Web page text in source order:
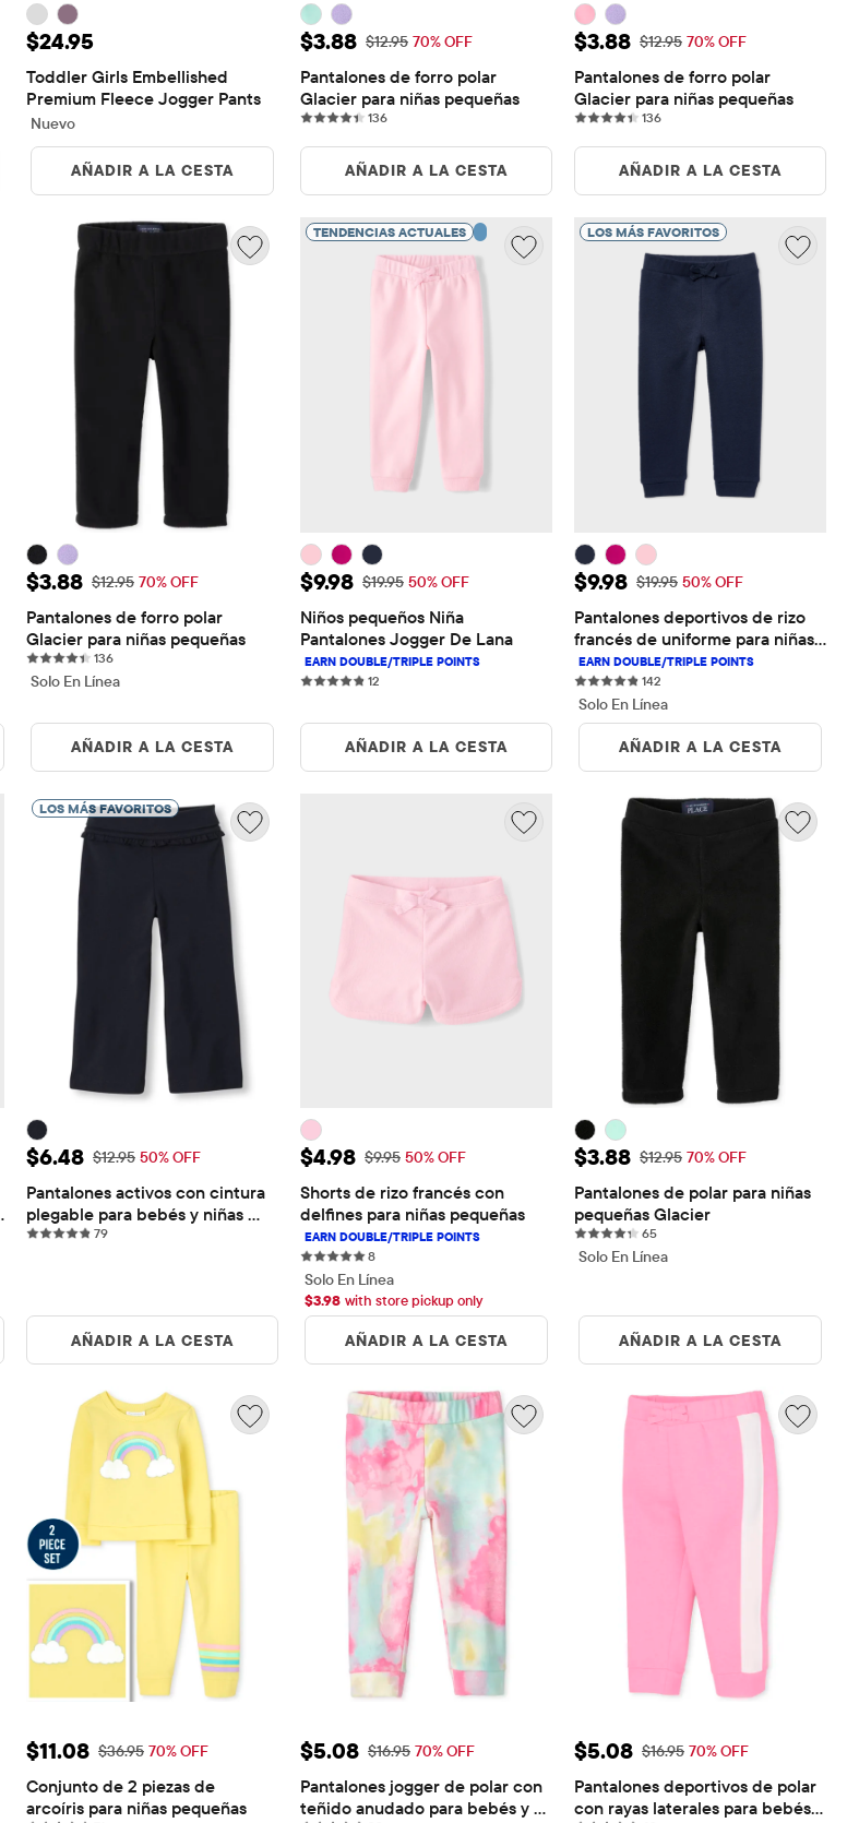
Precio: $24.95
$24.95
Toddler Girls Embellished
Premium Fleece Jogger Pants
Nuevo
AÑADIR A LA CESTA
Precio de venta: $3.88
$3.88 Precio original: $12.95
$12.95 70% OFF
Pantalones de forro polar
Glacier para niñas pequeñas
136136 reviews
AÑADIR A LA CESTA
Precio de venta: $3.88
$3.88 Precio original: $12.95
$12.95 70% OFF
Pantalones de forro polar
Glacier para niñas pequeñas
136136 reviews
AÑADIR A LA CESTA
Precio de venta: $3.88
$3.88 Precio original: $12.95
$12.95 70% OFF
Pantalones de forro polar
Glacier para niñas pequeñas
136136 reviews
Solo En Línea
AÑADIR A LA CESTA
TENDENCIAS ACTUALES
Precio de venta: $9.98
$9.98 Precio original: $19.95
$19.95 50% OFF
Niños pequeños Niña
Pantalones Jogger De Lana
1212 reviews
AÑADIR A LA CESTA
LOS MÁS FAVORITOS
Precio de venta: $9.98
$9.98 Precio original: $19.95
$19.95 50% OFF
Pantalones deportivos de rizo
francés de uniforme para niñas
pequeñas
142142 reviews
Solo En Línea
AÑADIR A LA CESTA
LOS MÁS FAVORITOS
Precio de venta: $6.48
$6.48 Precio original: $12.95
$12.95 50% OFF
Pantalones activos con cintura
plegable para bebés y niñas
pequeñas7979 reviews
AÑADIR A LA CESTA
Precio de venta: $4.98
$4.98 Precio original: $9.95
$9.95 50% OFF
Shorts de rizo francés con
delfines para niñas pequeñas
88 reviews
Solo En Línea
$3.98 with store pickup only
AÑADIR A LA CESTA
Precio de venta: $3.88
$3.88 Precio original: $12.95
$12.95 70% OFF
Pantalones de polar para niñas
pequeñas Glacier
6565 reviews
Solo En Línea
AÑADIR A LA CESTA
Precio de venta: $11.08
$11.08 Precio original: $36.95
$36.95 70% OFF
Conjunto de 2 piezas de
arcoíris para niñas pequeñas
Precio de venta: $5.08
$5.08 Precio original: $16.95
$16.95 70% OFF
Pantalones jogger de polar con
teñido anudado para bebés y
Precio de venta: $5.08
$5.08 Precio original: $16.95
$16.95 70% OFF
Pantalones deportivos de polar
con rayas laterales para bebés